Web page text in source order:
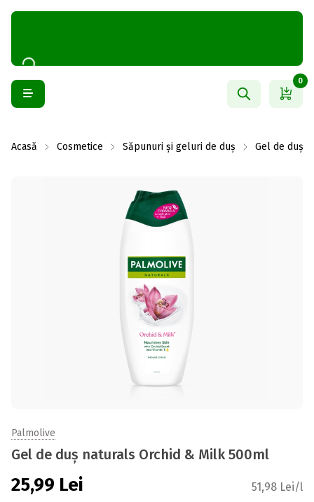
0
Acasă Cosmetice Săpunuri și geluri de duș Gel de duș
Palmolive
Gel de duș naturals Orchid & Milk 500ml
25,99 Lei 51,98 Lei/l